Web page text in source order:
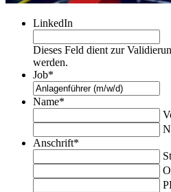
LinkedIn
Dieses Feld dient zur
werden.
Job*
Name*
Anschrift*